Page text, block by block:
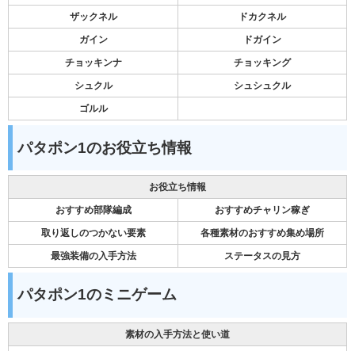
ザックネル ドカクネル
ガイン ドガイン
チョッキンナ チョッキング
シュクル シュシュクル
ゴルル
パタポン1のお役立ち情報
お役立ち情報
おすすめ部隊編成 おすすめチャリン稼ぎ
取り返しのつかない要素 各種素材のおすすめ集め場所
最強装備の入手方法 ステータスの見方
パタポン1のミニゲーム
素材の入手方法と使い道